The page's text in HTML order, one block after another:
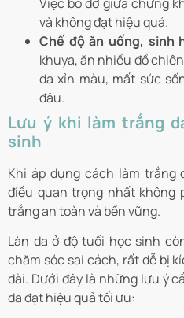
và không đạt hiệu quả.
Chế độ ăn uống, sinh
khuya, ăn nhiều đồ
da xỉn màu, mất sức
đâu.
Lưu ý khi làm trắng
sinh
Khi áp dụng cách làm
điều quan trọng nhất không
trắng an toàn và bền vững.
Làn da ở độ tuổi học sinh
chăm sóc sai cách, rất dễ bị
dài. Dưới đây là những lưu ý
da đạt hiệu quả tối ưu: